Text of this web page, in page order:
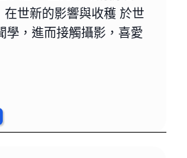
世新的影響與收穫 於世
學，進而接觸攝影，喜愛